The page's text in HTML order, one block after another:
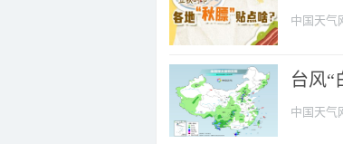
中国天气
台风“
中国天气